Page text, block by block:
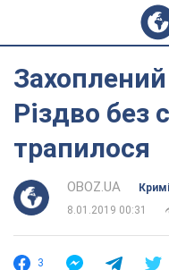
Різдво без
трапилося
OBOZ.UA
8.01.2019 00:31
3